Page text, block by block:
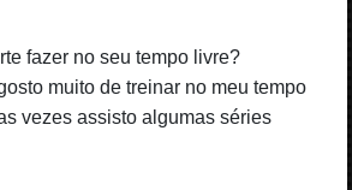
fazer no seu tempo livre?
muito de treinar no meu tempo
vezes assisto algumas séries